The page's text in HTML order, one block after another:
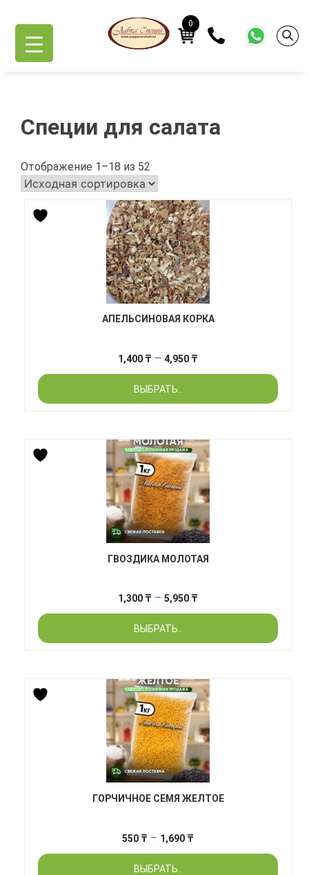
content
0
Специи для салата
Отображение 1–18 из 52
АПЕЛЬСИНОВАЯ КОРКА
1,400 ₸ – 4,950 ₸
цен:
–
ВЫБРАТЬ..
ГВОЗДИКА МОЛОТАЯ
1,300 ₸ – 5,950 ₸
цен:
–
ВЫБРАТЬ..
ГОРЧИЧНОЕ СЕМЯ ЖЕЛТОЕ
550 ₸ – 1,690 ₸
цен:
ВЫБРАТЬ..